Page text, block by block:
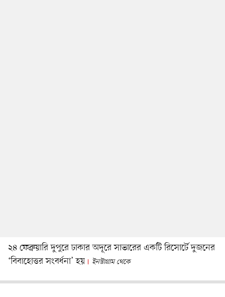
২৪ ফেব্রুয়ারি দুপুরে ঢাকার অদূরে সাভারের একটি রিসোর্টে দুজনের
‘বিবাহোত্তর সংবর্ধনা’ হয়
ইনস্টাগ্রাম থেকে